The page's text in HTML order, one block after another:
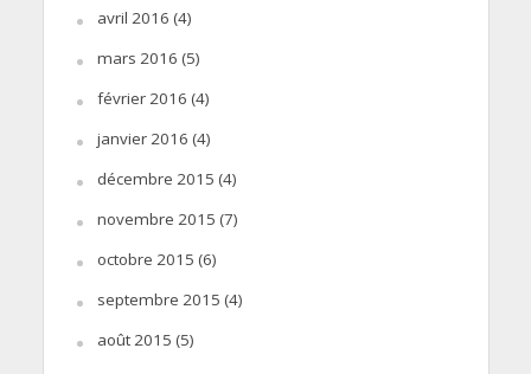
avril 2016 (4)
mars 2016 (5)
février 2016 (4)
janvier 2016 (4)
décembre 2015 (4)
novembre 2015 (7)
octobre 2015 (6)
septembre 2015 (4)
août 2015 (5)